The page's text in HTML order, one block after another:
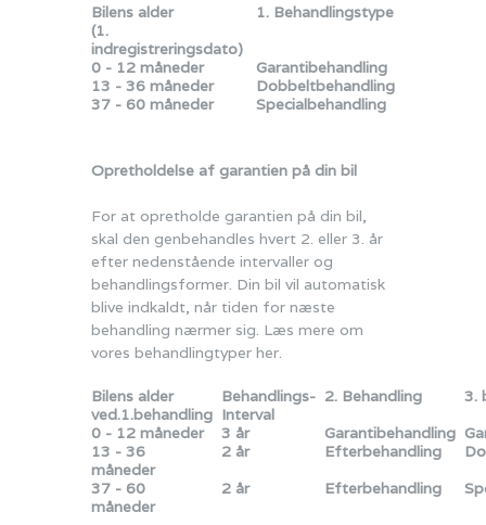
Bilens alder
(1.
indregistreringsdato)
1. Behandlingstype
0 - 12 måneder
Garantibehandling
13 - 36 måneder
Dobbeltbehandling
37 - 60 måneder
Specialbehandling
Opretholdelse af garantien på din bil
For at opretholde garantien på din bil,
skal den genbehandles hvert 2. eller 3. år
efter nedenstående intervaller og
behandlingsformer. Din bil vil automatisk
blive indkaldt, når tiden for næste
behandling nærmer sig. Læs mere om
vores behandlingtyper her.
Bilens alder
ved.1.behandling
Behandlings-
Interval
2. Behandling
3.
0 - 12 måneder
3 år Garantibehandling
13 - 36
måneder
2 år Efterbehandling
37 - 60
måneder
2 år Efterbehandling